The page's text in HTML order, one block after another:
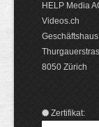
HELP Media
Videos.ch
8050 Zürich
Zertifikat: